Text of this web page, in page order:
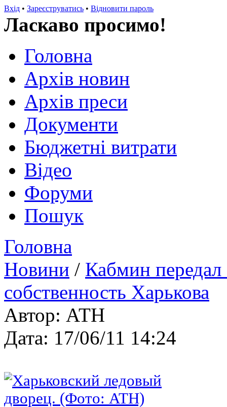
Вхід • Зареєструватись • Відновити пароль
Ласкаво просимо!
Головна
Архів новин
Архів преси
Документи
Бюджетні витрати
Відео
Форуми
Пошук
Головна
Новини / Кабмин передал
собственность Харькова
Автор: АТН
Дата: 17/06/11 14:24